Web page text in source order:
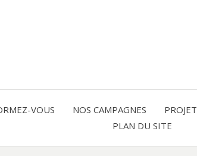
VOUS NOS CAMPAGNES
PLAN DU SITE